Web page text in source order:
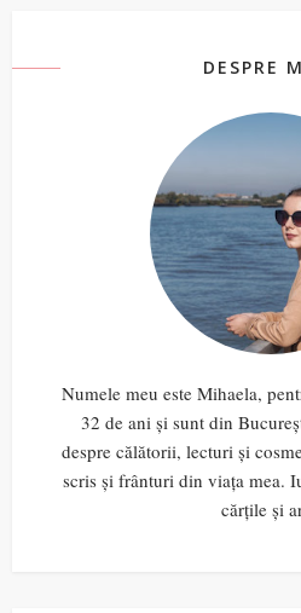
DESPRE
Numele meu este Mihaela,
32 de ani și sunt din
despre călătorii, lecturi și
scris și frânturi din viața mea.
cărțile și